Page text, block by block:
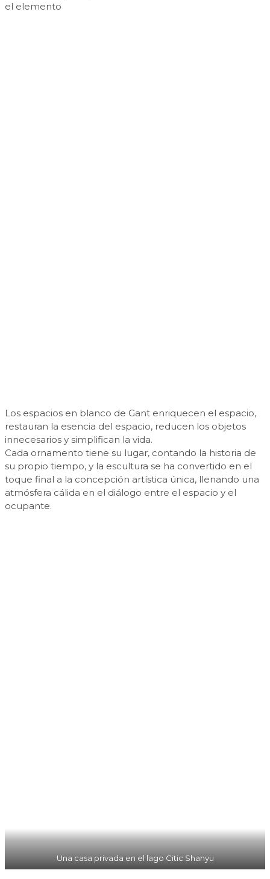
el elemento
Los espacios en blanco de Gant enriquecen el espacio,
restauran la esencia del espacio, reducen los objetos
innecesarios y simplifican la vida.
Cada ornamento tiene su lugar, contando la historia de
su propio tiempo, y la escultura se ha convertido en el
toque final a la concepción artística única, llenando una
atmósfera cálida en el diálogo entre el espacio y el
ocupante.
Una casa privada en el lago Citic Shanyu